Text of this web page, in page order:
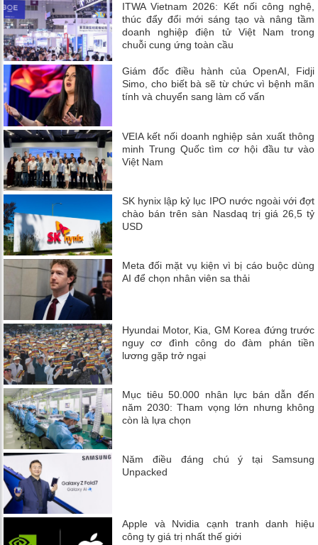
ITWA Vietnam 2026: Kết nối công nghệ,
thúc đẩy đổi mới sáng tạo và nâng tầm
doanh nghiệp điện tử Việt Nam trong
chuỗi cung ứng toàn cầu
Giám đốc điều hành của OpenAI, Fidji
Simo, cho biết bà sẽ từ chức vì bệnh mãn
tính và chuyển sang làm cố vấn
VEIA kết nối doanh nghiệp sản xuất thông
minh Trung Quốc tìm cơ hội đầu tư vào
Việt Nam
SK hynix lập kỷ lục IPO nước ngoài với đợt
chào bán trên sàn Nasdaq trị giá 26,5 tỷ
USD
Meta đối mặt vụ kiện vì bị cáo buộc dùng
AI để chọn nhân viên sa thải
Hyundai Motor, Kia, GM Korea đứng trước
nguy cơ đình công do đàm phán tiền
lương gặp trở ngại
Mục tiêu 50.000 nhân lực bán dẫn đến
năm 2030: Tham vọng lớn nhưng không
còn là lựa chọn
Năm điều đáng chú ý tại Samsung
Unpacked
Apple và Nvidia cạnh tranh danh hiệu
công ty giá trị nhất thế giới